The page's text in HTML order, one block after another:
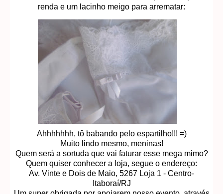
renda e um lacinho meigo para arrematar:
Ahhhhhhh, tô babando pelo espartilho!!! =)
Muito lindo mesmo, meninas!
Quem será a sortuda que vai faturar esse mega mimo?
Quem quiser conhecer a loja, segue o endereço:
Av. Vinte e Dois de Maio, 5267 Loja 1 - Centro-
Itaboraí/RJ